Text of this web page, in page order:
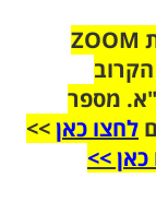
הצטרפו לקבוצת הוואטסאפ לקראת ZOOM
מספר
לחצו כאן>>
>>